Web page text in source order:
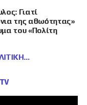
Γιατί
της αθωότητας»
του «Πολίτη